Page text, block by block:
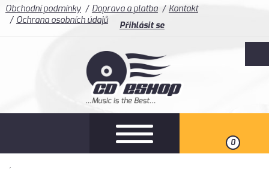
Obchodní podmínky Doprava a platba
Kontakt
Ochrana osobních údajů
Přihlásit se
0